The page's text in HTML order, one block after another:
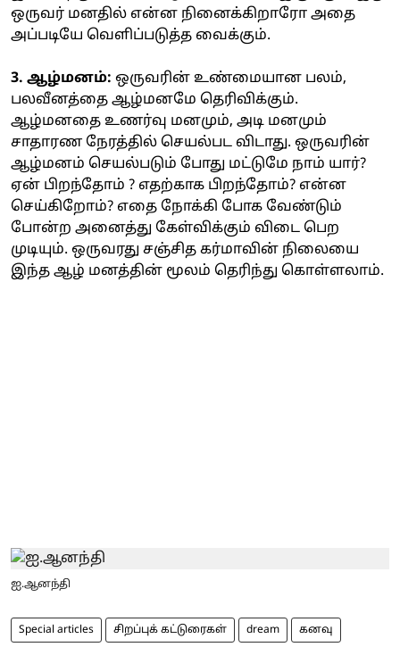
ஒருவர் மனதில் என்ன நினைக்கிறாரோ அதை
அப்படியே வெளிப்படுத்த வைக்கும்.
3. ஆழ்மனம்: ஒருவரின் உண்மையான பலம்,
பலவீனத்தை ஆழ்மனமே தெரிவிக்கும்.
ஆழ்மனதை உணர்வு மனமும், அடி மனமும்
சாதாரண நேரத்தில் செயல்பட விடாது. ஒருவரின்
ஆழ்மனம் செயல்படும் போது மட்டுமே நாம் யார்?
ஏன் பிறந்தோம் ? எதற்காக பிறந்தோம்? என்ன
செய்கிறோம்? எதை நோக்கி போக வேண்டும்
போன்ற அனைத்து கேள்விக்கும் விடை பெற
முடியும். ஒருவரது சஞ்சித கர்மாவின் நிலையை
இந்த ஆழ் மனத்தின் மூலம் தெரிந்து கொள்ளலாம்.
ஐ.ஆனந்தி
Special articles சிறப்புக் கட்டுரைகள் dream கனவு